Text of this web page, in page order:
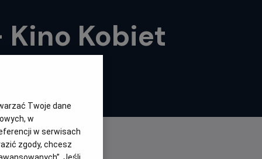
Kobiet
Twoje dane
w
w serwisach
zgody, chcesz